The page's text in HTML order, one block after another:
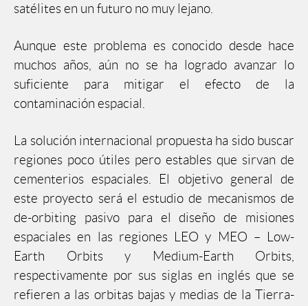
satélites en un futuro no muy lejano.
Aunque este problema es conocido desde hace
muchos años, aún no se ha logrado avanzar lo
suficiente para mitigar el efecto de la
contaminación espacial.
La solución internacional propuesta ha sido buscar
regiones poco útiles pero estables que sirvan de
cementerios espaciales. El objetivo general de
este proyecto será el estudio de mecanismos de
de-orbiting pasivo para el diseño de misiones
espaciales en las regiones LEO y MEO – Low-
Earth Orbits y Medium-Earth Orbits,
respectivamente por sus siglas en inglés que se
refieren a las orbitas bajas y medias de la Tierra-